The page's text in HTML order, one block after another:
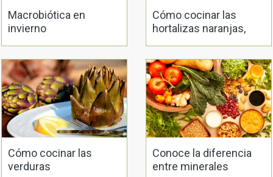
Macrobiótica en
invierno
Cómo cocinar las
hortalizas naranjas,
Cómo cocinar las
verduras
Conoce la diferencia
entre minerales